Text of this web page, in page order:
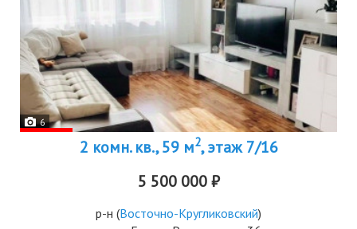
6
2 комн. кв., 59 м2, этаж 7/16
5 500 000 ₽
р-н (Восточно-Кругликовский)